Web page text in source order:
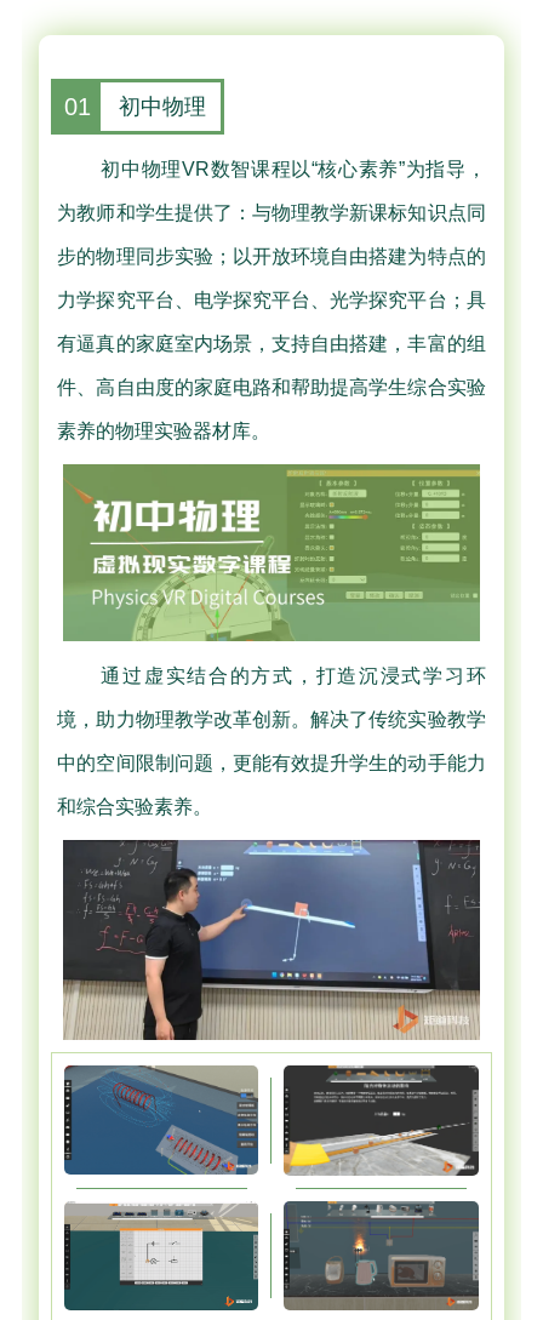
01 初中物理
初中物理VR数智课程以“核心素养”为指导，
为教师和学生提供了：与物理教学新课标知识点同
步的物理同步实验；以开放环境自由搭建为特点的
力学探究平台、电学探究平台、光学探究平台；具
有逼真的家庭室内场景，支持自由搭建，丰富的组
件、高自由度的家庭电路和帮助提高学生综合实验
素养的物理实验器材库。
通过虚实结合的方式，打造沉浸式学习环
境，助力物理教学改革创新。解决了传统实验教学
中的空间限制问题，更能有效提升学生的动手能力
和综合实验素养。